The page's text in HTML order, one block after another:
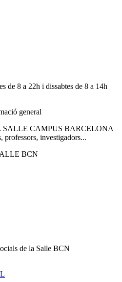
de 8 a 22h i dissabtes de 8 a 14h
general
SALLE CAMPUS BARCELONA
professors, investigadors...
BCN
de la Salle BCN